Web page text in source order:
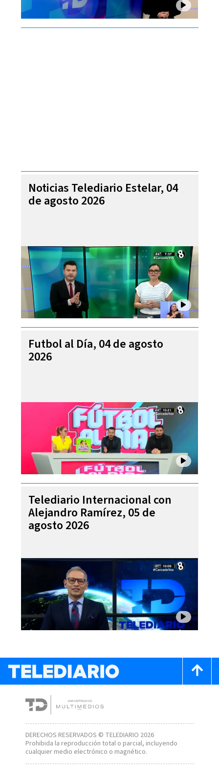
Noticias Telediario Estelar, 04
de agosto 2026
Futbol al Día, 04 de agosto
2026
Telediario Internacional con
Alejandro Ramírez, 05 de
agosto 2026
DERECHOS RESERVADOS © TELEDIARIO 2026
Prohibida la reproducción total o parcial, incluyendo
cualquier medio electrónico o magnético.